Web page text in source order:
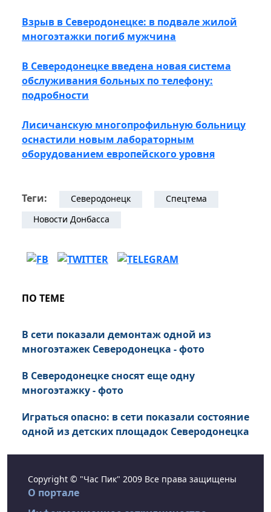
Взрыв в Северодонецке: в подвале жилой
многоэтажки погиб мужчина
В Северодонецке введена новая система
обслуживания больных по телефону:
подробности
Лисичанскую многопрофильную больницу
оснастили новым лабораторным
оборудованием европейского уровня
Теги: Северодонецк
Спецтема
Новости Донбасса
ПО ТЕМЕ
В сети показали демонтаж одной из
многоэтажек Северодонецка - фото
В Северодонецке сносят еще одну
многоэтажку - фото
Играться опасно: в сети показали состояние
одной из детских площадок Северодонецка
Copyright © "Час Пик" 2009 Все права защищены
О портале